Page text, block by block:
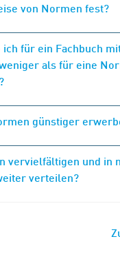
von Normen fest?
ich für ein Fachbuch
als für eine
günstiger
vervielfältigen und in
verteilen?